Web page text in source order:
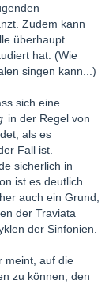
Zudem kann
überhaupt
hat. (Wie
singen kann...)
sich eine
in der Regel von
als es
Fall ist.
sicherlich in
ist es deutlich
auch ein Grund,
der Traviata
der Sinfonien.
meint, auf die
zu können, den